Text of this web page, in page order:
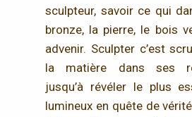
sculpteur, savoir ce qui
bronze, la pierre, le bois
advenir. Sculpter c’est
la matière dans ses
jusqu’à révéler le plus
lumineux en quête de